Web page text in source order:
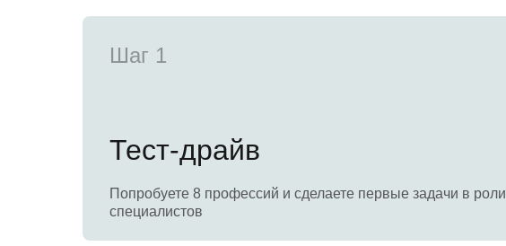
Шаг 1
Попробуете 8 профессий и сделаете первые задачи в роли
специалистов
Тест-драйв